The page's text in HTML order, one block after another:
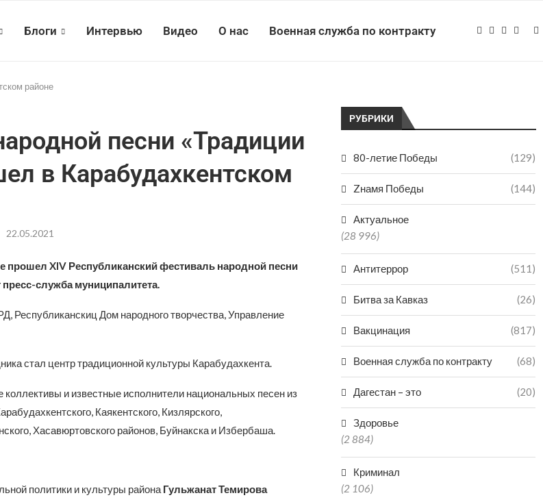
Блоги Интервью Видео О нас Военная служба по контракту
районе
песни «Традиции
в Карабудахкентском
22.05.2021
прошел XIV Республиканский фестиваль народной песни
служба муниципалитета.
Республиканскиц Дом народного творчества, Управление
стал центр традиционной культуры Карабудахкента.
и известные исполнители национальных песен из
Каякентского, Кизлярского,
Хасавюртовского районов, Буйнакска и Избербаша.
политики и культуры района ГульжанатТемирова
РУБРИКИ
80-летие Победы (129)
Zнамя Победы (144)
Актуальное
(28 996)
Антитеррор (511)
Битва за Кавказ (26)
Вакцинация (817)
Военная служба по контракту (68)
Дагестан – это (20)
Здоровье
(2 884)
Криминал
(2 106)